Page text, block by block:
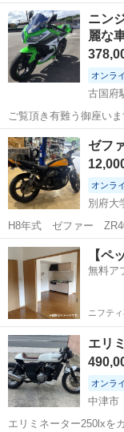
ニンジャ２５０
麗な
オンラ
古国府
ご覧頂き有難う御座います 鮮やかなグリーンとホワイトのカラ
グが特徴的な スペシャルエ
す 中古車相場では５０
大分 大分市 古
ゼフ
オンラ
別府大
H8年式 ゼファー
使用できます。
大分 別府市 別
【ペ
無料ア
ニフテ
エリ
オンラ
中津市
エリミネーター250lxを